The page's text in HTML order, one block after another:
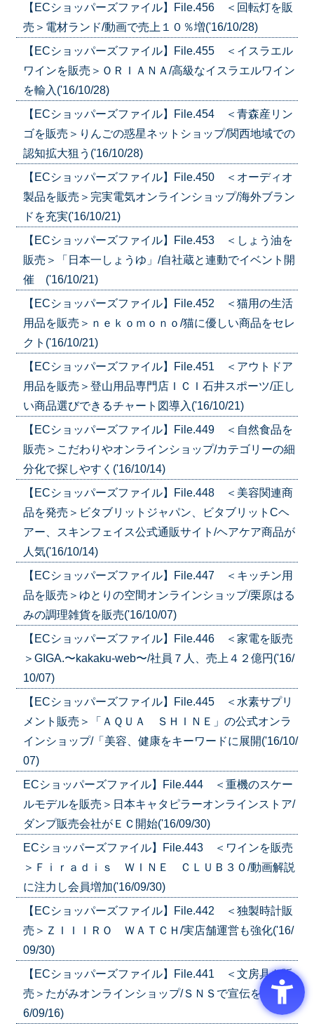
【ECショッパーズファイル】File.456 ＜回転灯を販
売＞電材ランド/動画で売上１０％増('16/10/28)
【ECショッパーズファイル】File.455 ＜イスラエル
ワインを販売＞ＯＲＩＡＮＡ/高級なイスラエルワイン
を輸入('16/10/28)
【ECショッパーズファイル】File.454 ＜青森産リン
ゴを販売＞りんごの惑星ネットショップ/関西地域での
認知拡大狙う('16/10/28)
【ECショッパーズファイル】File.450 ＜オーディオ
製品を販売＞完実電気オンラインショップ/海外ブラン
ドを充実('16/10/21)
【ECショッパーズファイル】File.453 ＜しょう油を
販売＞「日本一しょうゆ」/自社蔵と連動でイベント開
催 ('16/10/21)
【ECショッパーズファイル】File.452 ＜猫用の生活
用品を販売＞ｎｅｋｏｍｏｎｏ/猫に優しい商品をセレ
クト('16/10/21)
【ECショッパーズファイル】File.451 ＜アウトドア
用品を販売＞登山用品専門店ＩＣＩ石井スポーツ/正し
い商品選びできるチャート図導入('16/10/21)
【ECショッパーズファイル】File.449 ＜自然食品を
販売＞こだわりやオンラインショップ/カテゴリーの細
分化で探しやすく('16/10/14)
【ECショッパーズファイル】File.448 ＜美容関連商
品を発売＞ビタブリットジャパン、ビタブリットCヘ
アー、スキンフェイス公式通販サイト/ヘアケア商品が
人気('16/10/14)
【ECショッパーズファイル】File.447 ＜キッチン用
品を販売＞ゆとりの空間オンラインショップ/栗原はる
みの調理雑貨を販売('16/10/07)
【ECショッパーズファイル】File.446 ＜家電を販売
＞GIGA.〜kakaku-web〜/社員７人、売上４２億円('16/
10/07)
【ECショッパーズファイル】File.445 ＜水素サプリ
メント販売＞「ＡＱＵＡ ＳＨＩＮＥ」の公式オンラ
インショップ/「美容、健康をキーワードに展開('16/10/
07)
ECショッパーズファイル】File.444 ＜重機のスケー
ルモデルを販売＞日本キャタピラーオンラインストア/
ダンプ販売会社がＥＣ開始('16/09/30)
ECショッパーズファイル】File.443 ＜ワインを販売
＞Ｆｉｒａｄｉｓ ＷＩＮＥ ＣＬＵＢ３０/動画解説
に注力し会員増加('16/09/30)
【ECショッパーズファイル】File.442 ＜独製時計販
売＞ＺＩＩＩＲＯ ＷＡＴＣＨ/実店舗運営も強化('16/
09/30)
【ECショッパーズファイル】File.441 ＜文房具を販
売＞たがみオンラインショップ/ＳＮＳで宣伝を強化('1
6/09/16)